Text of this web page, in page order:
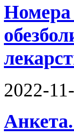
Номера
2022-